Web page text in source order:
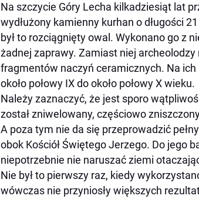
Na szczycie Góry Lecha kilkadziesiąt lat
wydłużony kamienny kurhan o długości
był to rozciągnięty owal. Wykonano go z
żadnej zaprawy. Zamiast niej
fragmentów naczyń ceramicznych. Na
około połowy IX do około połowy X wieku.
Należy zaznaczyć, że jest sporo
został zniwelowany, częściowo
A poza tym nie da się przeprowadzić
obok Kościół Świętego Jerzego. Do jego
niepotrzebnie nie naruszać ziemi
Nie był to pierwszy raz, kiedy
wówczas nie przyniosły większych